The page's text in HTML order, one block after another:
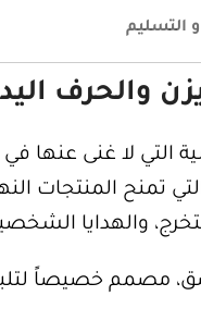
التسليم
التي لا غنى عنها في
تمنح المنتجات
والهدايا
مصمم خصيصاً